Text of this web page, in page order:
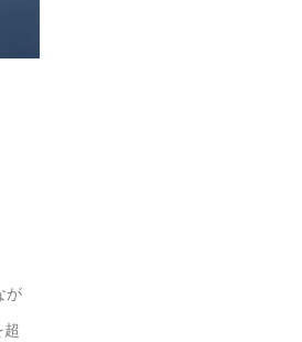
が